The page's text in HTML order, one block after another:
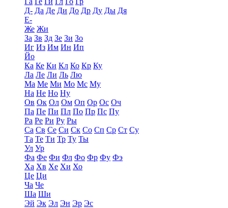
Д- Да Де Ди До Др Ду Ды Дя
Е-
Же Жи
За Зв Зд Зе Зи Зо
Иг Из Им Ин Ип
Йо
Ка Ке Ки Кл Ко Кр Ку
Ла Ле Ли Ль Лю
Ма Ме Ми Мо Мс Му
На Не Но Ну
Ов Ок Ол Ом Оп Ор Ос Оч
Па Пе Пи Пл По Пр Пс Пу
Ра Ре Ри Ру Ры
Са Св Се Си Ск Со Сп Ср Ст Су
Та Те Ти Тр Ту Ты
Ул Ур
Фа Фе Фи Фл Фо Фр Фу Фэ
Ха Хв Хе Хи Хо
Це Ци
Ча Че
Ша Ши
Эй Эк Эл Эн Эр Эс